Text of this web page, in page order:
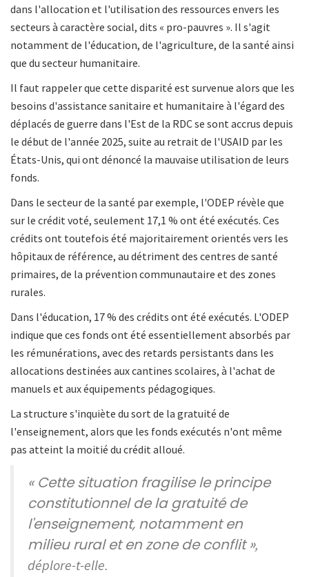
dans l'allocation et l'utilisation des ressources envers les
secteurs à caractère social, dits « pro-pauvres ». Il s'agit
notamment de l'éducation, de l'agriculture, de la santé ainsi
que du secteur humanitaire.
Il faut rappeler que cette disparité est survenue alors que les
besoins d'assistance sanitaire et humanitaire à l'égard des
déplacés de guerre dans l'Est de la RDC se sont accrus depuis
le début de l'année 2025, suite au retrait de l'USAID par les
États-Unis, qui ont dénoncé la mauvaise utilisation de leurs
fonds.
Dans le secteur de la santé par exemple, l'ODEP révèle que
sur le crédit voté, seulement 17,1 % ont été exécutés. Ces
crédits ont toutefois été majoritairement orientés vers les
hôpitaux de référence, au détriment des centres de santé
primaires, de la prévention communautaire et des zones
rurales.
Dans l'éducation, 17 % des crédits ont été exécutés. L'ODEP
indique que ces fonds ont été essentiellement absorbés par
les rémunérations, avec des retards persistants dans les
allocations destinées aux cantines scolaires, à l'achat de
manuels et aux équipements pédagogiques.
La structure s'inquiète du sort de la gratuité de
l'enseignement, alors que les fonds exécutés n'ont même
pas atteint la moitié du crédit alloué.
« Cette situation fragilise le principe
constitutionnel de la gratuité de
l'enseignement, notamment en
milieu rural et en zone de conflit »,
déplore-t-elle.